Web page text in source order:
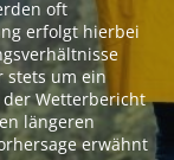
oft
erfolgt hierbei
stets um ein
Wetterbericht
längeren
erwähnt